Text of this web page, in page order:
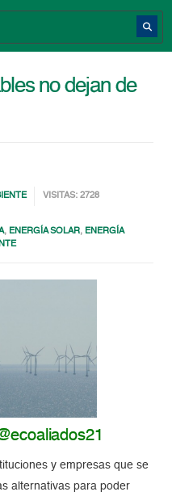
no dejan de
VISITAS: 2728
, ENERGÍA SOLAR, ENERGÍA
y empresas que se
alternativas para poder